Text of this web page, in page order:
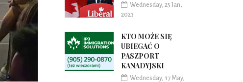
Wednesday, 25 Jan,
2023
KTO MOŻE SIĘ
UBIEGAĆ O
PASZPORT
KANADYJSKI
Wednesday, 17 May,